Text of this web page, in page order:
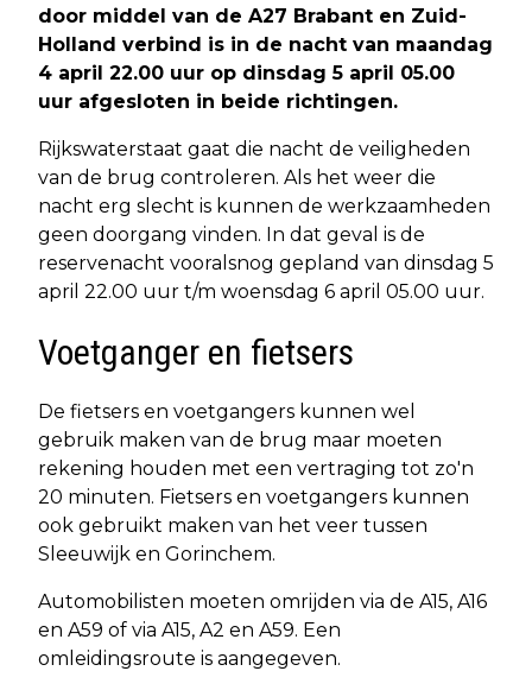
door middel van de A27 Brabant en Zuid-
Holland verbind is in de nacht van maandag
4 april 22.00 uur op dinsdag 5 april 05.00
uur afgesloten in beide richtingen.
Rijkswaterstaat gaat die nacht de veiligheden
van de brug controleren. Als het weer die
nacht erg slecht is kunnen de werkzaamheden
geen doorgang vinden. In dat geval is de
reservenacht vooralsnog gepland van dinsdag 5
april 22.00 uur t/m woensdag 6 april 05.00 uur.
Voetganger en fietsers
De fietsers en voetgangers kunnen wel
gebruik maken van de brug maar moeten
rekening houden met een vertraging tot zo'n
20 minuten. Fietsers en voetgangers kunnen
ook gebruikt maken van het veer tussen
Sleeuwijk en Gorinchem.
Automobilisten moeten omrijden via de A15, A16
en A59 of via A15, A2 en A59. Een
omleidingsroute is aangegeven.